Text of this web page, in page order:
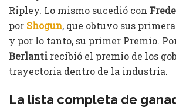
Ripley. Lo mismo sucedió con
por Shogun, que obtuvo sus
y por lo tanto, su primer Premio.
Berlanti recibió el premio de los
trayectoria dentro de la industria.
La lista completa de